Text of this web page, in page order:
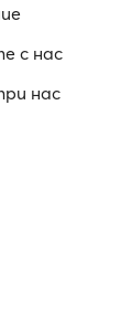
с нас
нас